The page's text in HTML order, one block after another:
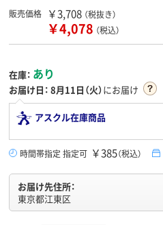
販売価格 ￥3,708 （税抜き）
￥4,078 （税込）
在庫： あり
お届け日： 8月11日（火）にお届け
アスクル在庫商品
時間帯指定 指定可 ￥385（税込）
お届け先住所：
東京都江東区